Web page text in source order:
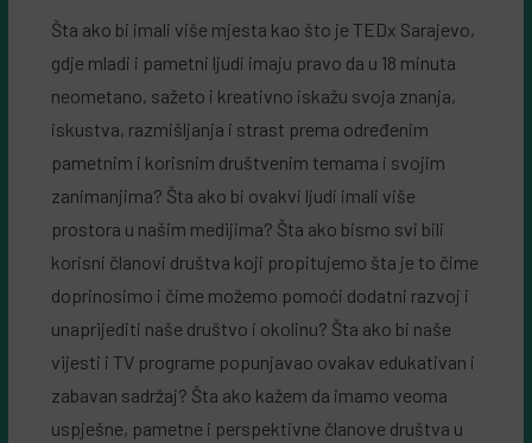
Šta ako bi imali više mjesta kao što je TEDx Sarajevo,
gdje mladi i pametni ljudi imaju pravo da u 18 minuta
neometano, sažeto i kreativno iskažu svoja znanja,
iskustva, razmišljanja i strast prema određenim
pametnim i korisnim društvenim temama i svojim
zanimanjima? Šta ako bi ovakvi ljudi imali više
prostora u našim medijima? Šta ako bismo svi bili
korisni članovi društva koji propitujemo šta je to čime
doprinosimo i čime možemo pomoći dodatni razvoj i
unaprijediti naše društvo i okolinu? Šta ako bi naše
vijesti i TV programe popunjavao ovakav edukativan i
zabavan sadržaj? Šta ako kažem da imamo veoma
uspješne, pametne i perspektivne članove društva u